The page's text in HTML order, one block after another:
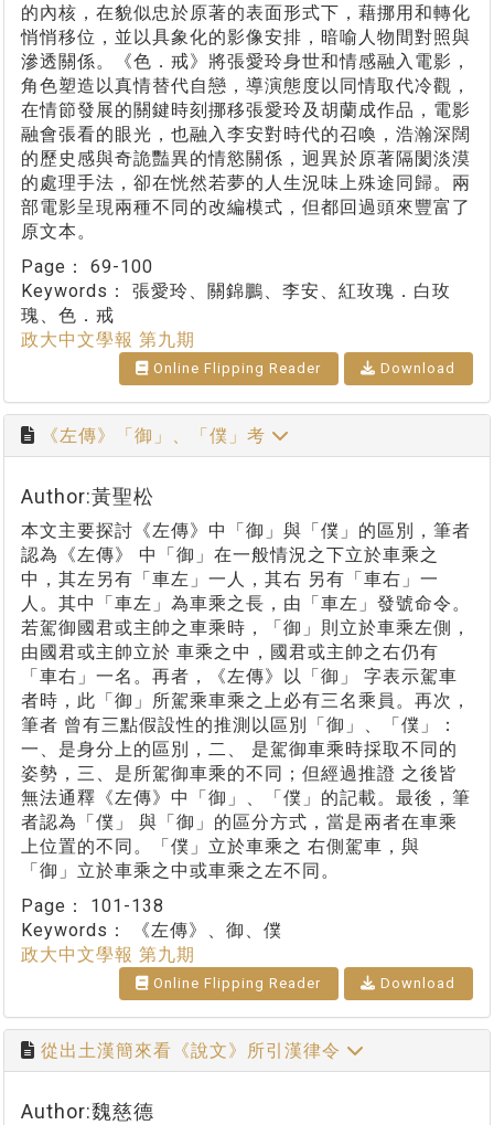
的內核，在貌似忠於原著的表面形式下，藉挪用和轉化
悄悄移位，並以具象化的影像安排，暗喻人物間對照與
滲透關係。《色．戒》將張愛玲身世和情感融入電影，
角色塑造以真情替代自戀，導演態度以同情取代冷觀，
在情節發展的關鍵時刻挪移張愛玲及胡蘭成作品，電影
融會張看的眼光，也融入李安對時代的召喚，浩瀚深闊
的歷史感與奇詭豔異的情慾關係，迥異於原著隔閡淡漠
的處理手法，卻在恍然若夢的人生況味上殊途同歸。兩
部電影呈現兩種不同的改編模式，但都回過頭來豐富了
原文本。
Page： 69-100
Keywords： 張愛玲、關錦鵬、李安、紅玫瑰．白玫
瑰、色．戒
政大中文學報 第九期
Online Flipping Reader Download
《左傳》「御」、「僕」考
Author:黃聖松
本文主要探討《左傳》中「御」與「僕」的區別，筆者
認為《左傳》 中「御」在一般情況之下立於車乘之
中，其左另有「車左」一人，其右 另有「車右」一
人。其中「車左」為車乘之長，由「車左」發號命令。
若駕御國君或主帥之車乘時，「御」則立於車乘左側，
由國君或主帥立於 車乘之中，國君或主帥之右仍有
「車右」一名。再者，《左傳》以「御」 字表示駕車
者時，此「御」所駕乘車乘之上必有三名乘員。再次，
筆者 曾有三點假設性的推測以區別「御」、「僕」：
一、是身分上的區別，二、 是駕御車乘時採取不同的
姿勢，三、是所駕御車乘的不同；但經過推證 之後皆
無法通釋《左傳》中「御」、「僕」的記載。最後，筆
者認為「僕」 與「御」的區分方式，當是兩者在車乘
上位置的不同。「僕」立於車乘之 右側駕車，與
「御」立於車乘之中或車乘之左不同。
Page： 101-138
Keywords：
《左傳》、御、僕
政大中文學報 第九期
Online Flipping Reader Download
從出土漢簡來看《說文》所引漢律令
Author:魏慈德